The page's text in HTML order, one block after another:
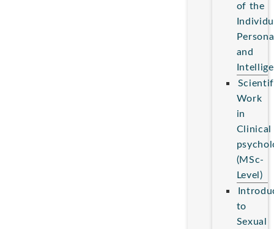
of the
and
Work
in
Clinical
(MSc-
Level)
to
Sexual